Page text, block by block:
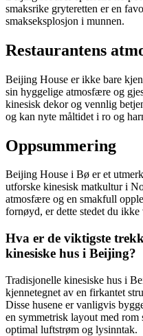
smaksrike gryteretten er en
smakseksplosjon i munnen.
Restaurantens
Beijing House er ikke bare
sin hyggelige atmosfære og
kinesisk dekor og vennlig
og kan nyte måltidet i ro og
Oppsummering
Beijing House i Bø er et
utforske kinesisk matkultur i
atmosfære og en smakfull
fornøyd, er dette stedet du
Hva er de viktigste
kinesiske hus i Beijing?
Tradisjonelle kinesiske hus i
kjennetegnet av en firkantet
Disse husene er vanligvis
en symmetrisk layout med rom
optimal luftstrøm og lysinntak.